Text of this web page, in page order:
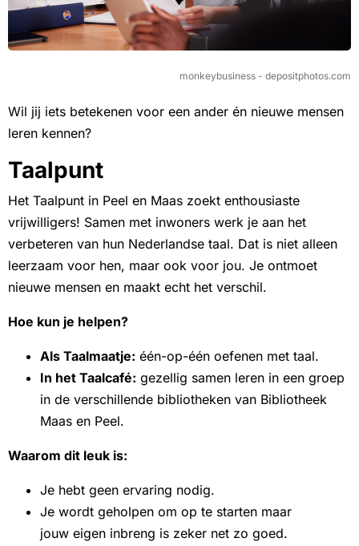
monkeybusiness - depositphotos.com
Wil jij iets betekenen voor een ander én nieuwe mensen
leren kennen?
Taalpunt
Het Taalpunt in Peel en Maas zoekt enthousiaste
vrijwilligers! Samen met inwoners werk je aan het
verbeteren van hun Nederlandse taal. Dat is niet alleen
leerzaam voor hen, maar ook voor jou. Je ontmoet
nieuwe mensen en maakt echt het verschil.
Hoe kun je helpen?
Als Taalmaatje: één-op-één oefenen met taal.
In het Taalcafé: gezellig samen leren in een groep
in de verschillende bibliotheken van Bibliotheek
Maas en Peel.
Waarom dit leuk is:
Je hebt geen ervaring nodig.
Je wordt geholpen om op te starten maar
jouw eigen inbreng is zeker net zo goed.